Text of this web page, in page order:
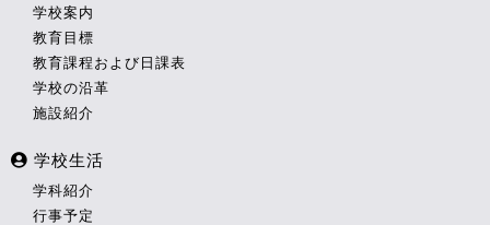
学校案内
教育目標
教育課程および日課表
学校の沿革
施設紹介
学校生活
学科紹介
行事予定